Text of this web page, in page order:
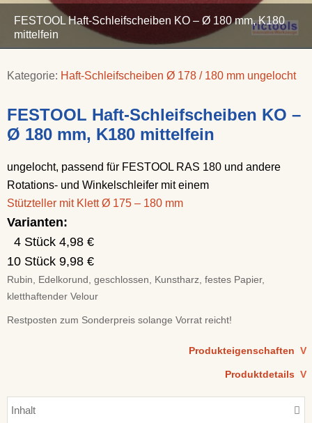
FESTOOL Haft-Schleifscheiben KO – Ø 180 mm, K180
mittelfein
Kategorie: Haft-Schleifscheiben Ø 178 / 180 mm ungelocht
FESTOOL Haft-Schleifscheiben KO –
Ø 180 mm, K180 mittelfein
ungelocht, passend für FESTOOL RAS 180 und andere
Rotations- und Winkelschleifer mit einem
Stützteller mit Klett Ø 175 – 180 mm
Varianten:
4 Stück 4,98 €
10 Stück 9,98 €
Rubin, Edelkorund, geschlossen, Kunstharz, festes Papier,
kletthaftender Velour
Restposten zum Sonderpreis solange Vorrat reicht!
Produkteigenschaften V
Produktdetails V
Inhalt